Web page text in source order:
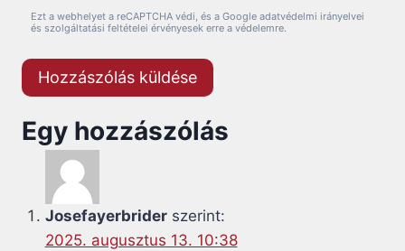
Ezt a webhelyet a reCAPTCHA védi, és a Google adatvédelmi irányelvei
és szolgáltatási feltételei érvényesek erre a védelemre.
Egy hozzászólás
Josefayerbrider szerint:
2025. augusztus 13. 10:38